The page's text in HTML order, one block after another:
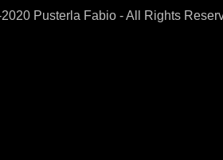
Pusterla Fabio - All Rights